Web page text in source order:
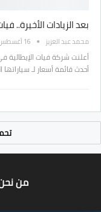
بعد الزيادات الأخيرة.. فيات تيبو موديل
محمد عبد العزيز 16 أغسطس 2022
أعلنت شركة فيات
أحدث قائمة أسعار لـ
من